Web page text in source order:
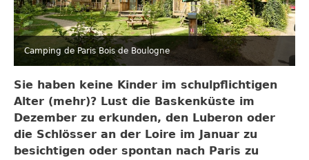
Camping de Paris Bois de Boulogne
Sie haben keine Kinder im schulpflichtigen
Alter (mehr)? Lust die Baskenküste im
Dezember zu erkunden, den Luberon oder
die Schlösser an der Loire im Januar zu
besichtigen oder spontan nach Paris zu